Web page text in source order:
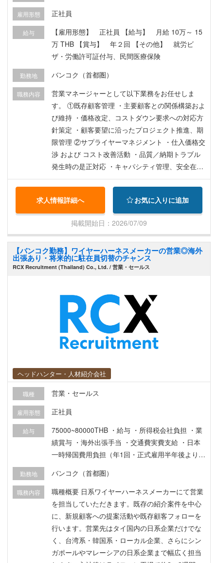
雇用形態 正社員
給与
【雇用形態】 正社員 【給与】 月給 10万～ 15
万 THB 【賞与】 年２回 【その他】 就労ビ
ザ・労働許可証付与、民間医療保険
勤務地 バンコク（首都圏）
職務内容
営業マネージャーとして以下業務をお任せしま
す。 ①既存顧客管理 ・主要顧客との関係構築およ
び維持 ・価格改定、コストダウン要求への対応方
針策定 ・顧客要望に沿ったプロジェクト推進、期
限管理 ②サプライヤーマネジメント ・仕入価格交
渉 および コスト改善活動 ・品質／納期トラブル
発生時の是正対応 ・キャパシティ管理、安全在庫
管理 ③収益管理 ・案件別の粗利管理および分析
・不採算案件の改善・見直し ・コスト変動（為
替・物流等）の影響管理
求人情報詳細へ お気に入りに追加
掲載開始日：2026/07/09
【バンコク勤務】ワイヤーハーネスメーカーの営業◎海外
出張あり・将来的に駐在員切替のチャンス
RCX Recruitment (Thailand) Co., Ltd. / 営業・セールス
ヘッドハンター・人材紹介会社
職種 営業・セールス
雇用形態 正社員
給与
75000~80000THB ・給与 ・所得税会社負担 ・業
績賞与 ・海外出張手当 ・交通費実費支給 ・日本
一時帰国費用負担（年1回・正式雇用半年後より利
担 ・民間医療保険加入 ・年次健康診断 ・有給休
暇 ・人事面談
勤務地 バンコク（首都圏）
職務内容
職種概要 日系ワイヤーハーネスメーカーにて営業
を担当していただきます。既存の紹介案件を中心
に、新規顧客への提案活動や既存顧客フォローを
行います。営業先はタイ国内の日系企業だけでな
く、台湾系・韓国系・ローカル企業、さらにシン
ガポールやマレーシアの日系企業まで幅広く担当